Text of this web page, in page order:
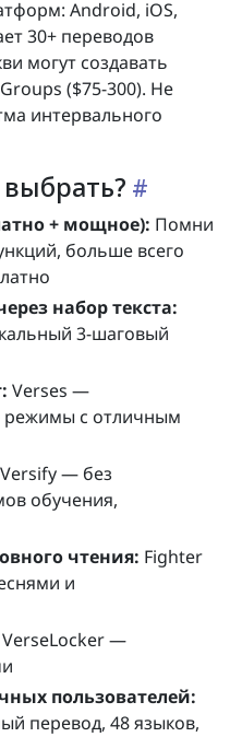
Android, iOS,
30+ переводов
могут создавать
($75-300). Не
интервального
+ мощное): Помни
больше всего
набор текста:
3-шаговый
Verses —
режимы с отличным
Versify — без
обучения,
чтения: Fighter
и
VerseLocker —
пользователей:
перевод, 48 языков,